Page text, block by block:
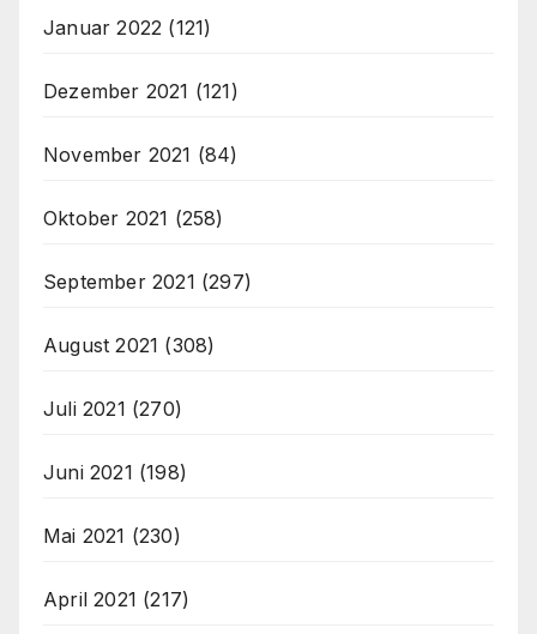
Januar 2022 (121)
Dezember 2021 (121)
November 2021 (84)
Oktober 2021 (258)
September 2021 (297)
August 2021 (308)
Juli 2021 (270)
Juni 2021 (198)
Mai 2021 (230)
April 2021 (217)